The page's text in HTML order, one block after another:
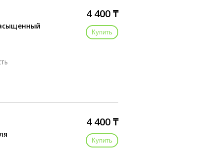
4 400 ₸
Купить
4 400 ₸
Купить